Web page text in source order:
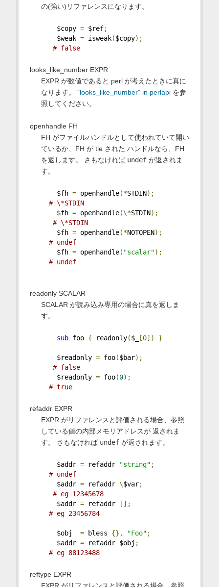
の(強い)リファレンスになります。
$copy = $ref;
$weak = isweak($copy);
# false
looks_like_number EXPR
EXPR が数値であると perl が考えたときに真に
なります。 "looks_like_number" in perlapiを参
照してください。
openhandle FH
FH がファイルハンドルとして使われていて開い
ているか、FH が tie された ハンドルなら、FH
を返します。 さもなければ undefが返されま
す。
$fh = openhandle(*STDIN);
# \*STDIN
$fh = openhandle(\*STDIN);
# \*STDIN
$fh = openhandle(*NOTOPEN);
# undef
$fh = openhandle( "scalar");
# undef
readonly SCALAR
SCALAR が読み込み専用の場合に真を返しま
す。
sub foo { readonly($_ [0]) }
$readonly = foo($bar);
# false
$readonly = foo(0);
# true
refaddr EXPR
EXPR がリファレンスと評価される場合、参照
している値の内部メモリアドレスが 返されま
す。 さもなければ undefが返されます。
$addr = refaddr "string" ;
# undef
$addr = refaddr \$var;
# eg 12345678
$addr = refaddr
[];
# eg 23456784
$obj = bless {}, "Foo" ;
$addr = refaddr $obj ;
# eg 88123488
reftype EXPR